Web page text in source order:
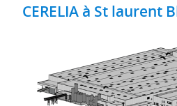
CERELIA à St laurent